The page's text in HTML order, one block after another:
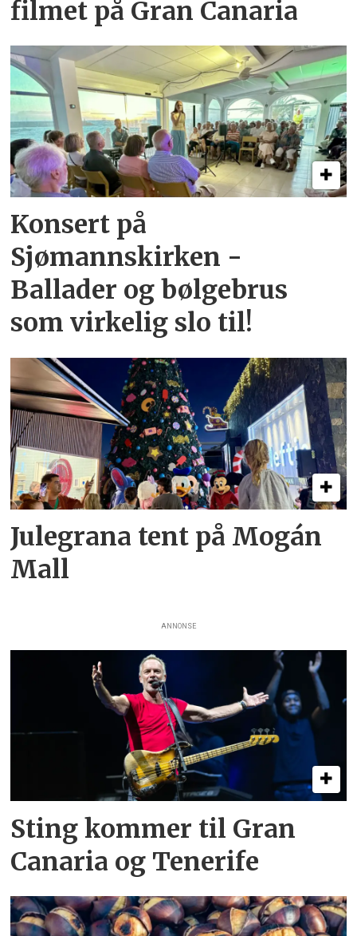
filmet på Gran Canaria
Konsert på
Sjømannskirken -
Ballader og bølgebrus
som virkelig slo til!
Julegrana tent på Mogán
Mall
ANNONSE
Sting kommer til Gran
Canaria og Tenerife